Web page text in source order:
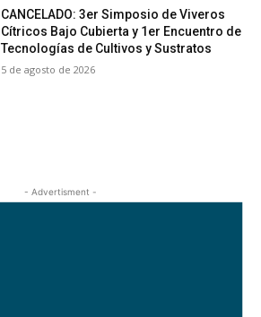
CANCELADO: 3er Simposio de Viveros
Cítricos Bajo Cubierta y 1er Encuentro de
Tecnologías de Cultivos y Sustratos
5 de agosto de 2026
- Advertisment -